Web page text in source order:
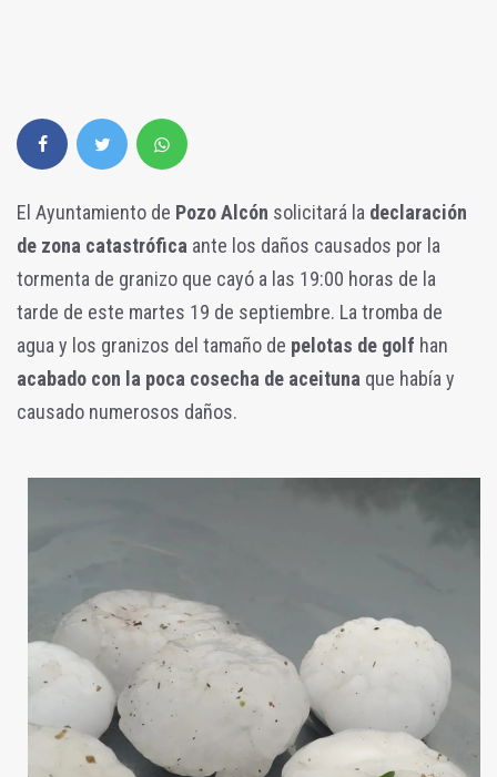
El Ayuntamiento de Pozo Alcón solicitará la declaración
de zona catastrófica ante los daños causados por la
tormenta de granizo que cayó a las 19:00 horas de la
tarde de este martes 19 de septiembre. La tromba de
agua y los granizos del tamaño de pelotas de golf han
acabado con la poca cosecha de aceituna que había y
causado numerosos daños.